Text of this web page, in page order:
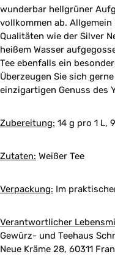
wunderbar hellgrüner
vollkommen ab.
Qualitäten wie der Silver
heißem Wasser
Tee ebenfalls ein
Überzeugen Sie sich
einzigartigen Genuss des
Zubereitung: 14 g pro 1 L,
Zutaten: Weißer Tee
Verpackung: Im
Verantwortlicher
Gewürz- und Teehaus
Neue Kräme 28, 60311